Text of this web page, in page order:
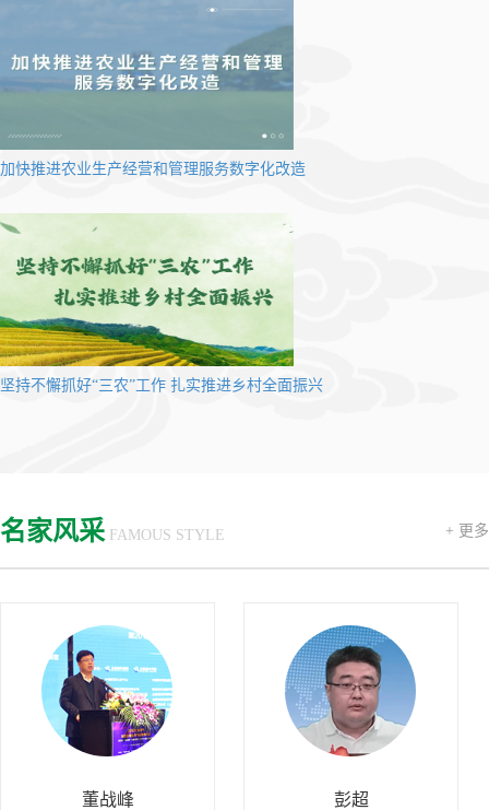
加快推进农业生产经营和管理服务数字化改造
坚持不懈抓好“三农”工作 扎实推进乡村全面振兴
名家风采 FAMOUS STYLE + 更多
董战峰 彭超